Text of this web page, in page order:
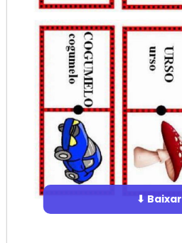
⬇ Baixar